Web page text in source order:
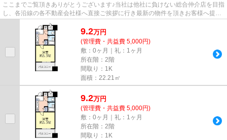
ここまでご覧頂きありがとうございます♪当社は他社に負けない総合仲介店を目指
し、各沿線の各不動産会社様へ直接ご挨拶に行き最新の物件を頂きお客様へ提供
しております！最新の情報は...
9.2万円
(管理費・共益費 5,000円)
敷：0ヶ月｜礼：1ヶ月
所在階：2階
間取り：1K
面積：22.21㎡
9.2万円
(管理費・共益費 5,000円)
敷：0ヶ月｜礼：1ヶ月
所在階：2階
間取り：1K